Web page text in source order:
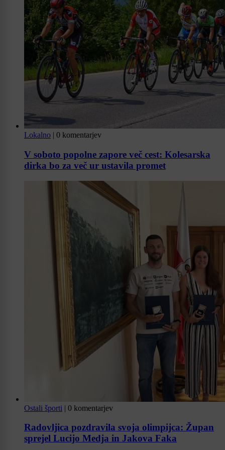
Lokalno | 0 komentarjev
V soboto popolne zapore več cest: Kolesarska
dirka bo za več ur ustavila promet
Ostali športi | 0 komentarjev
Radovljica pozdravila svoja olimpijca: Župan
sprejel Lucijo Medja in Jakova Faka